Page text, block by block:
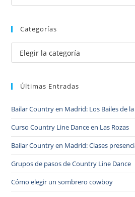
Categorías
Últimas Entradas
Bailar Country en Madrid: Los Bailes de
Curso Country Line Dance en Las Rozas
Bailar Country en Madrid: Clases
Grupos de pasos de Country Line Dance
Cómo elegir un sombrero cowboy